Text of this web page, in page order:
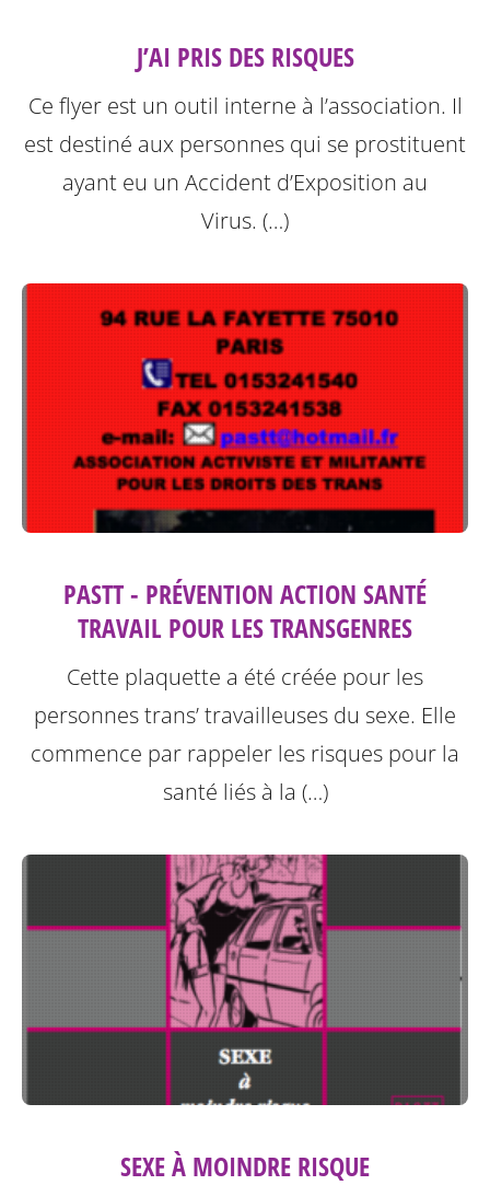
J’AI PRIS DES RISQUES
Ce flyer est un outil interne à l’association. Il
est destiné aux personnes qui se prostituent
ayant eu un Accident d’Exposition au
Virus. (…)
PASTT - PRÉVENTION ACTION SANTÉ
TRAVAIL POUR LES TRANSGENRES
Cette plaquette a été créée pour les
personnes trans’ travailleuses du sexe. Elle
commence par rappeler les risques pour la
santé liés à la (…)
SEXE À MOINDRE RISQUE